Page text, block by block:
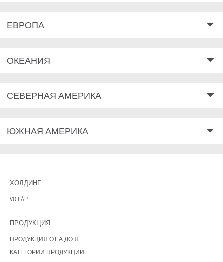
ЕВРОПА arrow_drop_down
ОКЕАНИЯ arrow_drop_down
СЕВЕРНАЯ АМЕРИКА arrow_drop_down
ЮЖНАЯ АМЕРИКА arrow_drop_down
ХОЛДИНГ
VOILÀP
ПРОДУКЦИЯ
ПРОДУКЦИЯ ОТ А ДО Я
КАТЕГОРИИ ПРОДУКЦИИ